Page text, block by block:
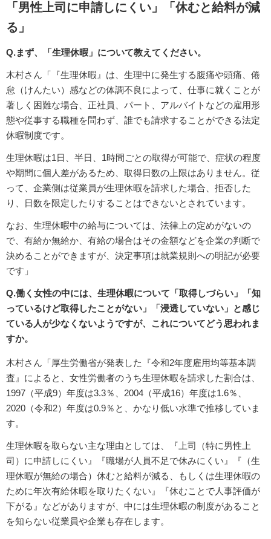
「男性上司に申請しにくい」「休むと給料が減
る」
Q.まず、「生理休暇」について教えてください。
木村さん「『生理休暇』は、生理中に発生する腹痛や頭痛、倦
怠（けんたい）感などの体調不良によって、仕事に就くことが
著しく困難な場合、正社員、パート、アルバイトなどの雇用形
態や従事する職種を問わず、誰でも請求することができる法定
休暇制度です。
生理休暇は1日、半日、1時間ごとの取得が可能で、症状の程度
や期間に個人差があるため、取得日数の上限はありません。従
って、企業側は従業員が生理休暇を請求した場合、拒否した
り、日数を限定したりすることはできないとされています。
なお、生理休暇中の給与については、法律上の定めがないの
で、有給か無給か、有給の場合はその金額などを企業の判断で
決めることができますが、決定事項は就業規則への明記が必要
です」
Q.働く女性の中には、生理休暇について「取得しづらい」「知
っているけど取得したことがない」「浸透していない」と感じ
ている人が少なくないようですが、これについてどう思われま
すか。
木村さん「厚生労働省が発表した『令和2年度雇用均等基本調
査』によると、女性労働者のうち生理休暇を請求した割合は、
1997（平成9）年度は3.3％、2004（平成16）年度は1.6％、
2020（令和2）年度は0.9％と、かなり低い水準で推移していま
す。
生理休暇を取らない主な理由としては、『上司（特に男性上
司）に申請しにくい』『職場が人員不足で休みにくい』『（生
理休暇が無給の場合）休むと給料が減る、もしくは生理休暇の
ために年次有給休暇を取りたくない』『休むことで人事評価が
下がる』などがありますが、中には生理休暇の制度があること
を知らない従業員や企業も存在します。